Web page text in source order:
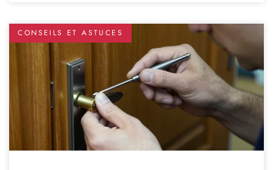
CONSEILS ET ASTUCES